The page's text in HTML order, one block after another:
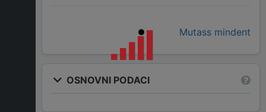
Mutass mindent
OSNOVNI PODACI